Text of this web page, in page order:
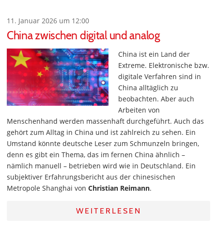
11. Januar 2026 um 12:00
China zwischen digital und analog
China ist ein Land der
Extreme. Elektronische bzw.
digitale Verfahren sind in
China alltäglich zu
beobachten. Aber auch
Arbeiten von
Menschenhand werden massenhaft durchgeführt. Auch das
gehört zum Alltag in China und ist zahlreich zu sehen. Ein
Umstand könnte deutsche Leser zum Schmunzeln bringen,
denn es gibt ein Thema, das im fernen China ähnlich –
nämlich manuell – betrieben wird wie in Deutschland. Ein
subjektiver Erfahrungsbericht aus der chinesischen
Metropole Shanghai von Christian Reimann.
WEITERLESEN